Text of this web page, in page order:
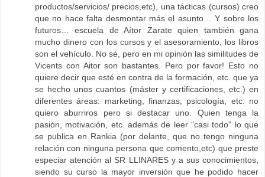
productos/servicios/ precios,etc), una tácticas (cursos) creo
que no hace falta desmontar más el asunto… Y sobre los
futuros… escuela de Aítor Zarate quien también gana
mucho dinero con los cursos y el asesoramiento, los libros
son el vehículo. No sé, pero en mi opinión las similitudes de
Vicents con Aitor son bastantes. Pero por favor! Esto no
quiere decir que esté en contra de la formación, etc. que ya
se hecho unos cuantos (máster y certificaciones, etc.) en
diferentes áreas: marketing, finanzas, psicología, etc. no
quiero aburriros pero si destacar uno. Quien tenga la
pasión, motivación, etc. además de leer “casi todo” lo que
se publica en Rankia (por delante, que no tengo ninguna
relación con ninguna persona que comento,etc) que preste
especiar atención al SR LLINARES y a sus conocimientos,
siendo su curso la mayor inversión que he podido hacer